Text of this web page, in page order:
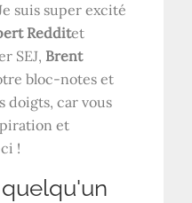
suis super excité
Redditet
SEJ, Brent
bloc-notes et
doigts, car vous
et
!